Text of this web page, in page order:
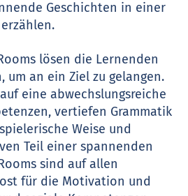
Geschichten in einer
lösen die Lernenden
um an ein Ziel zu gelangen.
eine abwechslungsreiche
vertiefen Grammatik
Weise und
Teil einer spannenden
sind auf allen
für die Motivation und